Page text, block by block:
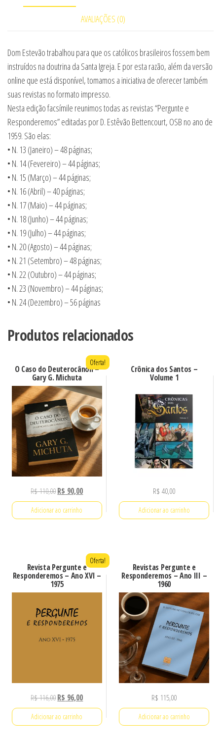
AVALIAÇÕES (0)
Dom Estevão trabalhou para que os católicos brasileiros fossem bem
instruídos na doutrina da Santa Igreja. E por esta razão, além da versão
online que está disponível, tomamos a iniciativa de oferecer também
suas revistas no formato impresso.
Nesta edição facsímile reunimos todas as revistas “Pergunte e
Responderemos” editadas por D. Estêvão Bettencourt, OSB no ano de
1959. São elas:
• N. 13 (Janeiro) – 48 páginas;
• N. 14 (Fevereiro) – 44 páginas;
• N. 15 (Março) – 44 páginas;
• N. 16 (Abril) – 40 páginas;
• N. 17 (Maio) – 44 páginas;
• N. 18 (Junho) – 44 páginas;
• N. 19 (Julho) – 44 páginas;
• N. 20 (Agosto) – 44 páginas;
• N. 21 (Setembro) – 48 páginas;
• N. 22 (Outubro) – 44 páginas;
• N. 23 (Novembro) – 44 páginas;
• N. 24 (Dezembro) – 56 páginas
Produtos relacionados
O Caso do Deuterocânon –
Gary G. Michuta
Oferta!
R$110,00O
preço
original
R$ 90,00O
preço
Adicionar ao carrinho
Crônica dos Santos –
Volume 1
R$ 40,00
Adicionar ao carrinho
Revista Pergunte e
Responderemos – Ano XVI –
1975
Oferta!
R$116,00O
preço
original
R$ 96,00O
preço
Adicionar ao carrinho
Revistas Pergunte e
Responderemos – Ano III –
1960
R$ 115,00
Adicionar ao carrinho